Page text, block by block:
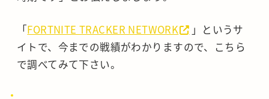
「FORTNITE TRACKER NETWORK
」というサ
イトで、今までの戦績がわかりますので、こちら
で調べてみて下さい。